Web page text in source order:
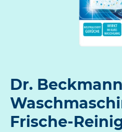
Dr. Beckmann
Frische-